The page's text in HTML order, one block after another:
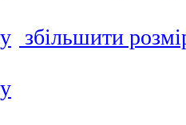
збільшити